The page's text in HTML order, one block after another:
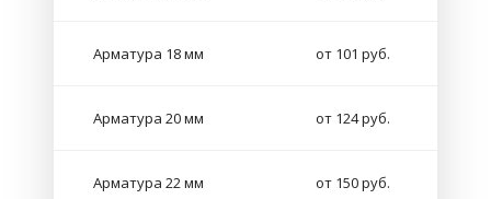
Арматура 18 мм от 101 руб.
Арматура 20 мм от 124 руб.
Арматура 22 мм от 150 руб.